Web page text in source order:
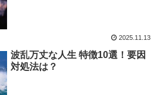
2025.11.13
波乱万丈な人生 特徴10選！要因
対処法は？